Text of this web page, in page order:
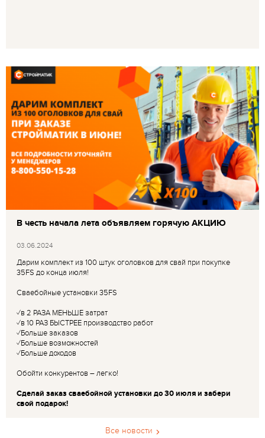
В честь начала лета объявляем горячую АКЦИЮ
03.06.2024
Дарим комплект из 100 штук оголовков для свай при покупке
35FS до конца июля!
Сваебойные установки 35FS
✓в 2 РАЗА МЕНЬШЕ затрат
✓в 10 РАЗ БЫСТРЕЕ производство работ
✓Больше заказов
✓Больше возможностей
✓Больше доходов
Обойти конкурентов – легко!
Сделай заказ сваебойной установки до 30 июля и забери
свой подарок!
Все новости